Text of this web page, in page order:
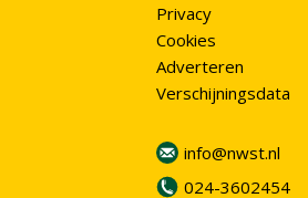
Privacy
Cookies
Adverteren
Verschijningsdata
info@nwst.nl
024-3602454